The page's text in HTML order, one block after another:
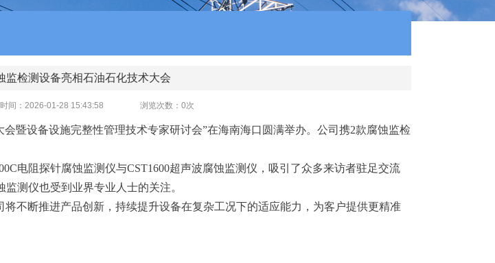
监检测设备亮相石油石化技术大会
间：2026-01-28 15:43:58 浏览次数： 0次
暨设备设施完整性管理技术专家研讨会”在海南海口圆满举办。公司携2款腐蚀监检
电阻探针腐蚀监测仪与CST1600超声波腐蚀监测仪，吸引了众多来访者驻足交流
测仪也受到业界专业人士的关注。
不断推进产品创新，持续提升设备在复杂工况下的适应能力，为客户提供更精准